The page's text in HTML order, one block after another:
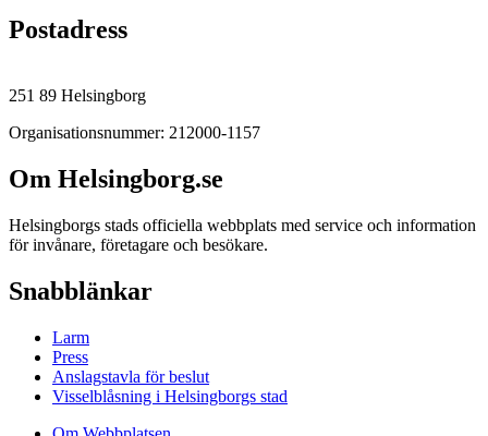
Postadress
251 89 Helsingborg
Organisationsnummer: 212000-1157
Om Helsingborg.se
Helsingborgs stads officiella webbplats med service och information
för invånare, företagare och besökare.
Snabblänkar
Larm
Press
Anslagstavla för beslut
Visselblåsning i Helsingborgs stad